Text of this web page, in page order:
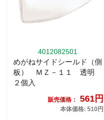
4012082501
めがねサイドシールド（側
板） ＭＺ－１１ 透明
２個入
販売価格： 561円
本体価格: 510円